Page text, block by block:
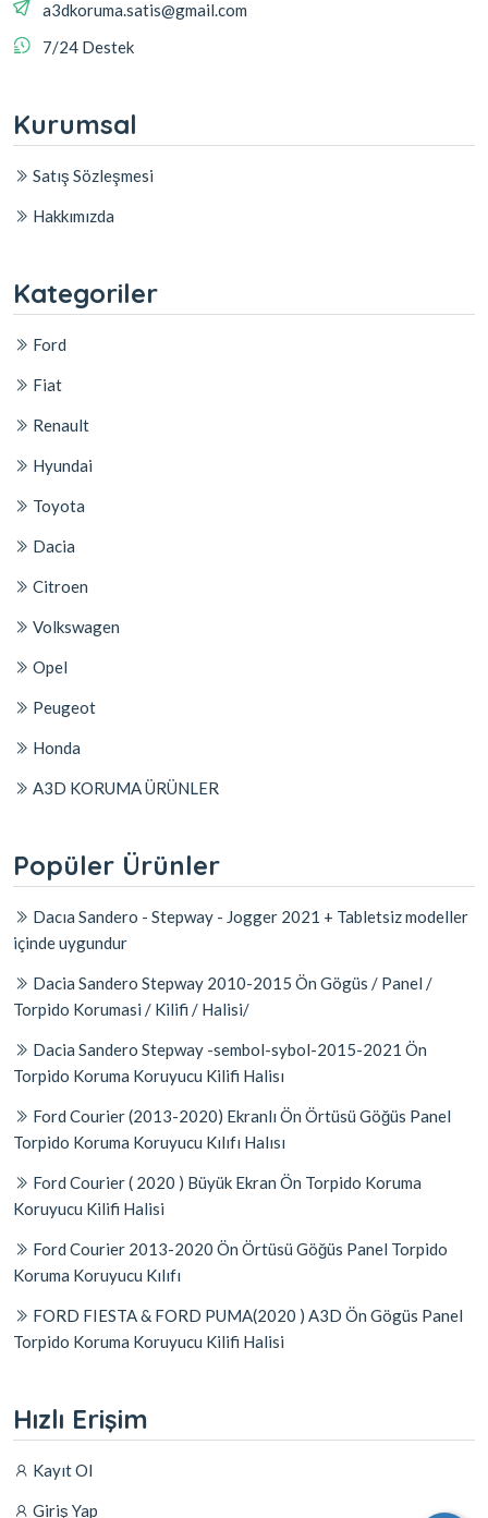
a3dkoruma.satis@gmail.com
7/24 Destek
Kurumsal
Satış Sözleşmesi
Hakkımızda
Kategoriler
Ford
Fiat
Renault
Hyundai
Toyota
Dacia
Citroen
Volkswagen
Opel
Peugeot
Honda
A3D KORUMA ÜRÜNLER
Popüler Ürünler
Dacıa Sandero - Stepway - Jogger 2021 + Tabletsiz modeller
içinde uygundur
Dacia Sandero Stepway 2010-2015 Ön Gögüs / Panel /
Torpido Korumasi / Kilifi / Halisi/
Dacia Sandero Stepway -sembol-sybol-2015-2021 Ön
Torpido Koruma Koruyucu Kilifi Halisı
Ford Courier (2013-2020) Ekranlı Ön Örtüsü Göğüs Panel
Torpido Koruma Koruyucu Kılıfı Halısı
Ford Courier ( 2020 ) Büyük Ekran Ön Torpido Koruma
Koruyucu Kilifi Halisi
Ford Courier 2013-2020 Ön Örtüsü Göğüs Panel Torpido
Koruma Koruyucu Kılıfı
FORD FIESTA & FORD PUMA(2020 ) A3D Ön Gögüs Panel
Torpido Koruma Koruyucu Kilifi Halisi
Hızlı Erişim
Kayıt Ol
Giriş Yap